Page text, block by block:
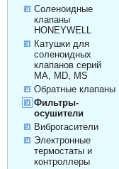
Соленоидные
клапаны
HONEYWELL
Катушки для
соленоидных
клапанов серий
MA, MD, MS
Обратные клапаны
Фильтры-
осушители
Виброгасители
Электронные
термостаты и
контроллеры